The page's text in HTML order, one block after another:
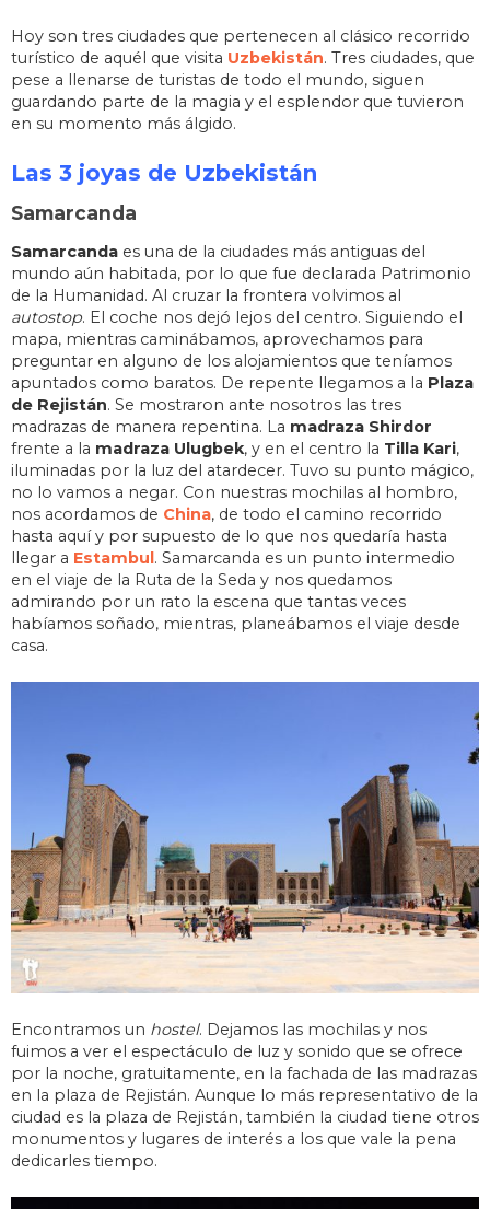
Hoy son tres ciudades que pertenecen al clásico recorrido
turístico de aquél que visita Uzbekistán. Tres ciudades, que
pese a llenarse de turistas de todo el mundo, siguen
guardando parte de la magia y el esplendor que tuvieron
en su momento más álgido.
Las 3 joyas de Uzbekistán
Samarcanda
Samarcanda es una de la ciudades más antiguas del
mundo aún habitada, por lo que fue declarada Patrimonio
de la Humanidad. Al cruzar la frontera volvimos al
autostop. El coche nos dejó lejos del centro. Siguiendo el
mapa, mientras caminábamos, aprovechamos para
preguntar en alguno de los alojamientos que teníamos
apuntados como baratos. De repente llegamos a la Plaza
de Rejistán. Se mostraron ante nosotros las tres
madrazas de manera repentina. La madraza Shirdor
frente a la madraza Ulugbek, y en el centro la Tilla Kari,
iluminadas por la luz del atardecer. Tuvo su punto mágico,
no lo vamos a negar. Con nuestras mochilas al hombro,
nos acordamos de China, de todo el camino recorrido
hasta aquí y por supuesto de lo que nos quedaría hasta
llegar a Estambul. Samarcanda es un punto intermedio
en el viaje de la Ruta de la Seda y nos quedamos
admirando por un rato la escena que tantas veces
habíamos soñado, mientras, planeábamos el viaje desde
casa.
Encontramos un hostel. Dejamos las mochilas y nos
fuimos a ver el espectáculo de luz y sonido que se ofrece
por la noche, gratuitamente, en la fachada de las madrazas
en la plaza de Rejistán. Aunque lo más representativo de la
ciudad es la plaza de Rejistán, también la ciudad tiene otros
monumentos y lugares de interés a los que vale la pena
dedicarles tiempo.